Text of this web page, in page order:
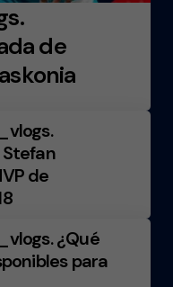
de
de
¿Qué
para